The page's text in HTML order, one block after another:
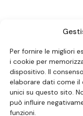
Per fornire le migliori
i cookie per
dispositivo. Il
elaborare dati come il
unici su questo sito.
può influire
funzioni.